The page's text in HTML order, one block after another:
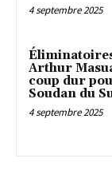
4 septembre 2025
Arthur
coup dur
Soudan du
4 septembre 2025